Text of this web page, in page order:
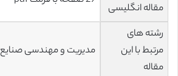
مقاله انگلیسی
رشته های
مرتبط با این
مقاله
مدیریت و مهندسی صنایع